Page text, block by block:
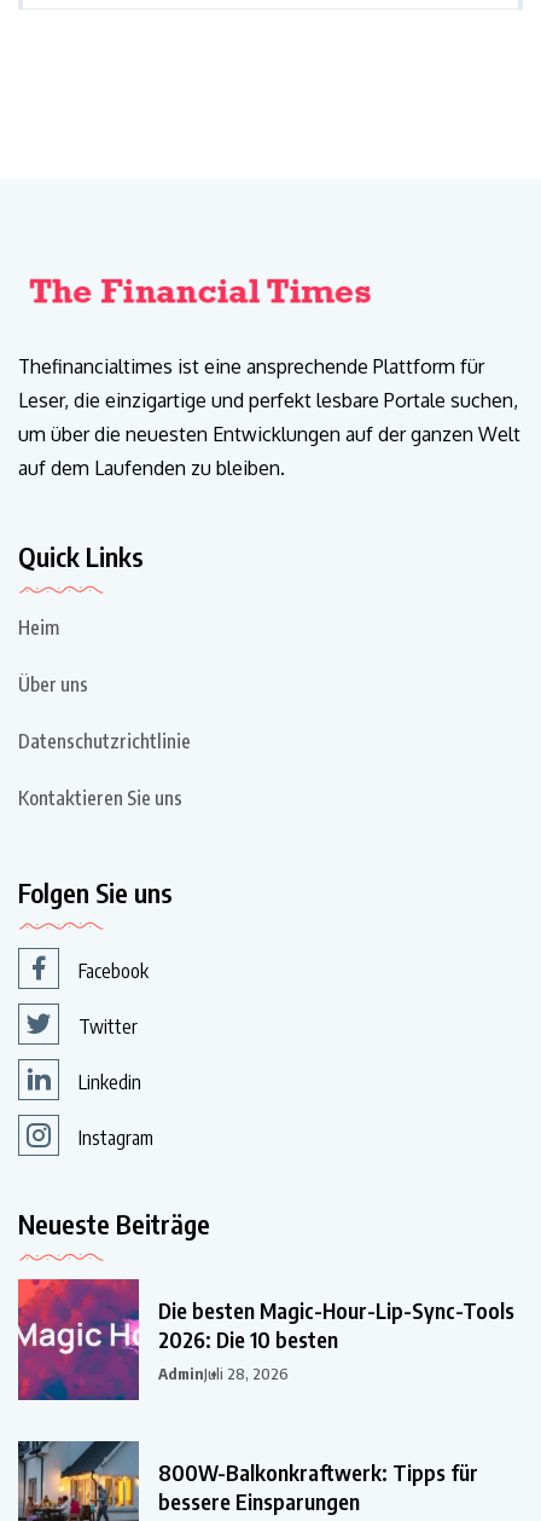
Thefinancialtimes ist eine ansprechende Plattform für
Leser, die einzigartige und perfekt lesbare Portale suchen,
um über die neuesten Entwicklungen auf der ganzen Welt
auf dem Laufenden zu bleiben.
Quick Links
Heim
Über uns
Datenschutzrichtlinie
Kontaktieren Sie uns
Folgen Sie uns
Facebook
Twitter
Linkedin
Instagram
Neueste Beiträge
Die besten Magic-Hour-Lip-Sync-Tools
2026: Die 10 besten
AdminJuli 28, 2026
800W-Balkonkraftwerk: Tipps für
bessere Einsparungen